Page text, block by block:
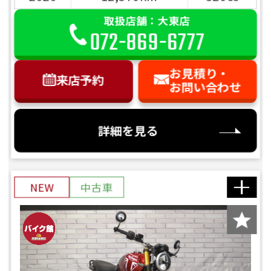
お客様のご希望に沿ったお見積もりを作
成することも可能です！
是非、「お問い合わせ・来店予約」ボタ
ンよりお気軽にご依頼ください。
取扱店舗：大東店
072-869-6777
来店予約
お見積り・
お問い合わせ
詳細を見る
NEW 中古車
前へ次へ